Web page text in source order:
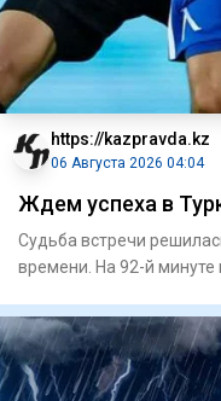
https://kazpravda.kz
06 Августа 2026 04:04
Ждем успеха в
Судьба встречи
времени. На 92-й минуте